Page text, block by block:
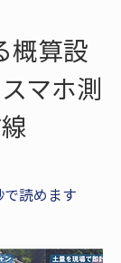
概算設
マホ測
読めます